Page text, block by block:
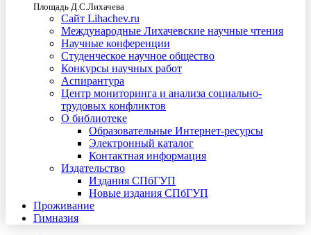
Площадь Д.С.Лихачева
Сайт Lihachev.ru
Международные Лихачевские научные чтения
Научные конференции
Студенческое научное общество
Конкурсы научных работ
Аспирантура
Центр мониторинга и анализа социально-
трудовых конфликтов
О библиотеке
Образовательные Интернет-ресурсы
Электронный каталог
Контактная информация
Издательство
Издания СПбГУП
Новые издания СПбГУП
Проживание
Гимназия